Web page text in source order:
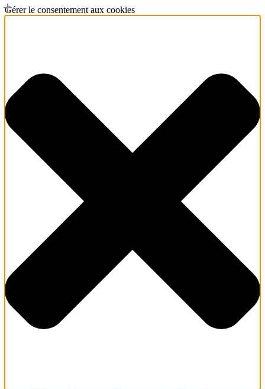
Gérer le consentement aux cookies